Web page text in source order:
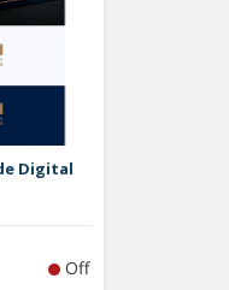
Digital
Off